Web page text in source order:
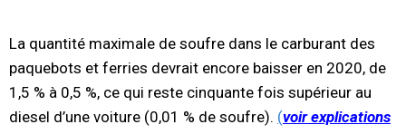
La quantité maximale de soufre dans le carburant des
paquebots et ferries devrait encore baisser en 2020, de
1,5 % à 0,5 %, ce qui reste cinquante fois supérieur au
diesel d’une voiture (0,01 % de soufre). (voir explications